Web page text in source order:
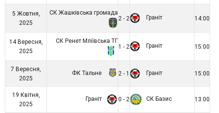
5 Жовтня,
2025
СК Жашківська громада
2 - 2
Граніт 14:00
14 Вересня,
2025
СК Ренет Мліївська ТГ
1 - 2
Граніт 15:00
7 Вересня,
2025
ФК Тальне 2 - 1 Граніт 15:00
19 Квітня,
2025
Граніт 0 - 2 СК Базис 13:00